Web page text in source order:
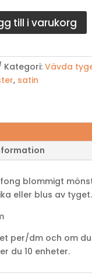
till i varukorg
Kategori: Vävda
, satin
blommigt
eller blus av tyget.
per/dm och om
du 10 enheter.